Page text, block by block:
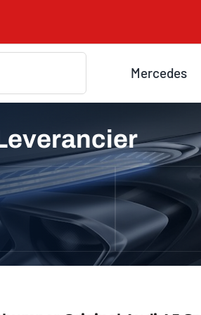
Mercedes